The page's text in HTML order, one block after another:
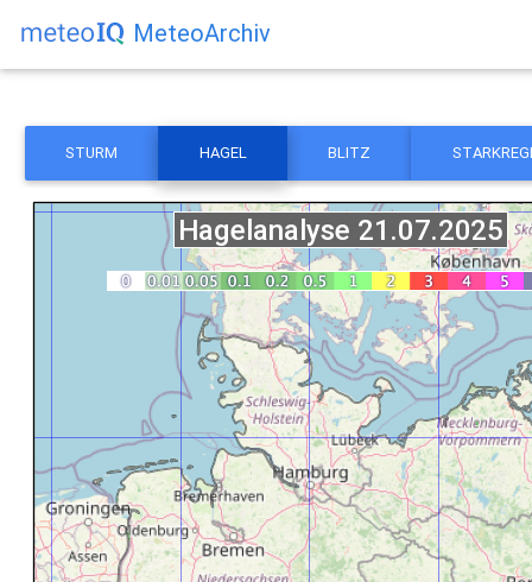
MeteoArchiv
STURM HAGEL BLITZ